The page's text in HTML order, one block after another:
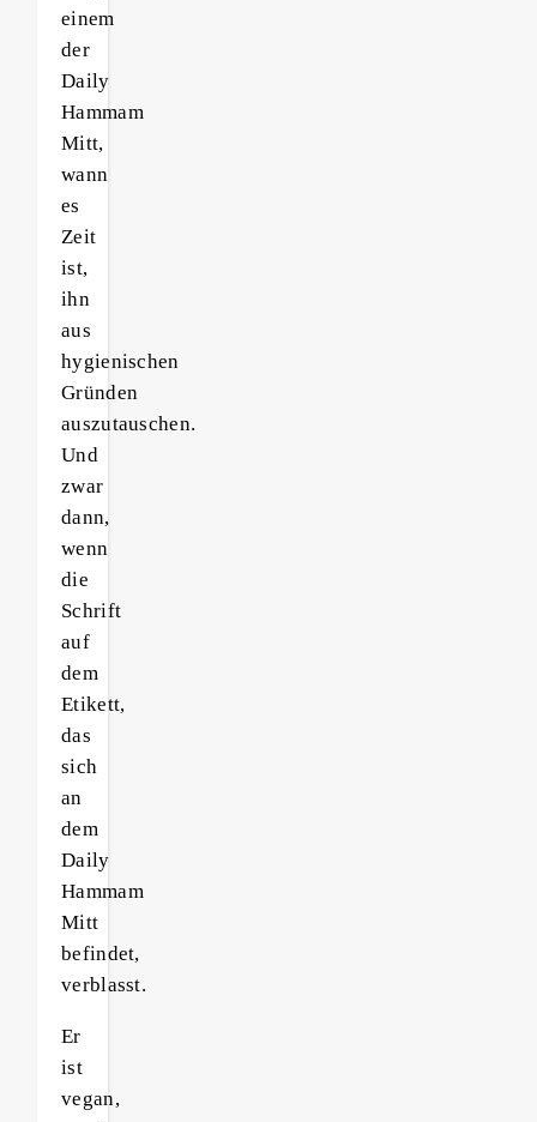
einem
der
Daily
Hammam
Mitt,
wann
es
Zeit
ist,
ihn
aus
hygienischen
Gründen
auszutauschen.
Und
zwar
dann,
wenn
die
Schrift
auf
dem
Etikett,
das
sich
an
dem
Daily
Hammam
Mitt
befindet,
verblasst.
Er
ist
vegan,